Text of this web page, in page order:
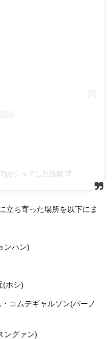
がシェアした投稿
立ち寄った場所を以下にま
ンハン)
(ホシ)
コムデギャルソン(バーノ
ングァン)